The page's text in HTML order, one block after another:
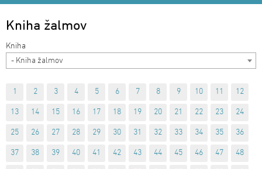
Kniha žalmov
- Kniha žalmov
1 2 3 4 5 6 7 8 9 10 11 12
13 14 15 16 17 18 19 20 21 22 23 24
25 26 27 28 29 30 31 32 33 34 35 36
37 38 39 40 41 42 43 44 45 46 47 48